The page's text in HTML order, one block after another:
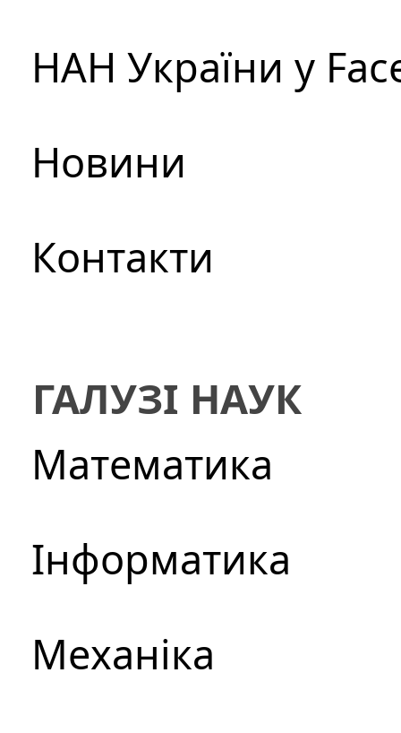
НАН України у
Новини
Контакти
ГАЛУЗІ НАУК
Математика
Інформатика
Механіка